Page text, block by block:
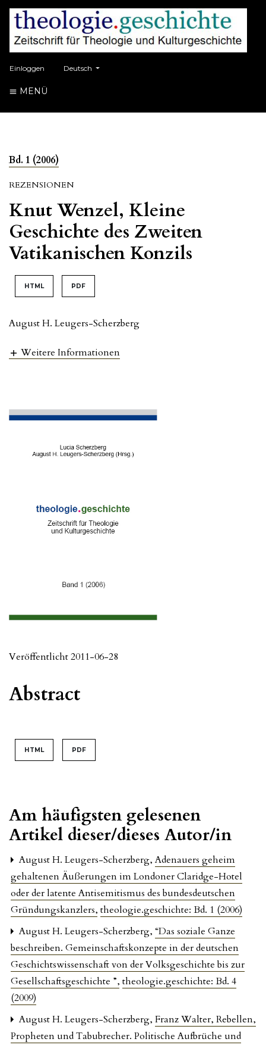
Einloggen ##plugins.themes.healthSciences.language.toggle##
Deutsch
MENÜ
Bd. 1 (2006)
REZENSIONEN
Knut Wenzel, Kleine
Geschichte des Zweiten
Vatikanischen Konzils
HTML PDF
August H. Leugers-Scherzberg
Weitere Informationen
Veröffentlicht 2011-06-28
Abstract
HTML PDF
Am häufigsten gelesenen
Artikel dieser/dieses Autor/in
August H. Leugers-Scherzberg,Adenauers geheim
gehaltenen Äußerungen im Londoner Claridge-Hotel
oder der latente Antisemitismus des bundesdeutschen
Gründungskanzlers, theologie.geschichte: Bd. 1 (2006)
August H. Leugers-Scherzberg, “Das soziale Ganze
beschreiben. Gemeinschaftskonzepte in der deutschen
Geschichtswissenschaft von der Volksgeschichte bis zur
Gesellschaftsgeschichte ”, theologie.geschichte: Bd. 4
(2009)
August H. Leugers-Scherzberg, Franz Walter, Rebellen,
Propheten und Tabubrecher. Politische Aufbrüche und